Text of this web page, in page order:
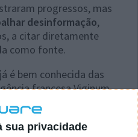
sua privacidade
progressos, mas
desinformação,
a citar diretamente
como fonte.
é bem conhecida das
francesa Viginum,
estrangeira online, tinha
já em fevereiro de 2024,
.